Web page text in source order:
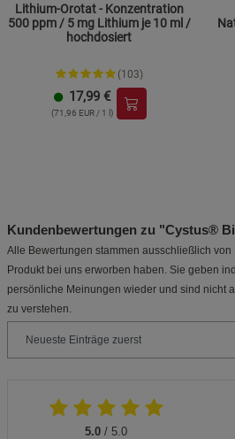
Lithium-Orotat - Konzentration
500 ppm / 5 mg Lithium je 10 ml /
hochdosiert
(103)
17,99 €
(71,96 EUR / 1 l)
Kundenbewertungen zu "Cystus®
Alle Bewertungen stammen ausschließlich
Produkt bei uns erworben haben. Sie geben
persönliche Meinungen wieder und sind nicht
zu verstehen.
5.0 / 5.0